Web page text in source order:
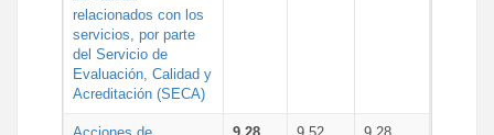
relacionados con los
servicios, por parte
del Servicio de
Evaluación, Calidad y
Acreditación (SECA)
Acciones de
9,28 9,52 9,28